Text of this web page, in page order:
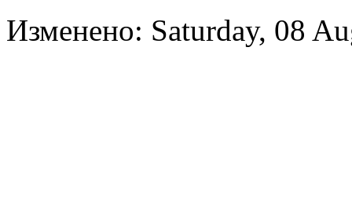
Изменено: Saturday, 08